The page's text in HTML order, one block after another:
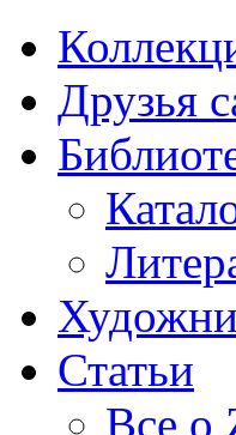
Друзья
Статьи
Все о